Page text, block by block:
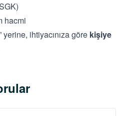
hacmi
ihtiyacınıza göre kişiye